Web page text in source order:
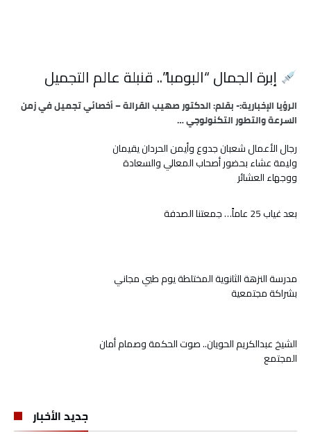
إبرة الجمال “البومبا”.. قنبلة عالم التجميل
الرؤيا الإخبارية:- بقلم: الدكتور صهيب القرالة – أخصائي تجميل في زمن
السرعة والتطور التكنولوجي …
رجال الأعمال شعبان جدوع وأيمن الحردان يقيمان
وليمة عشاء بحضور أصحاب المعالي والسعادة
ووجهاء العشائر
بعد غياب 25 عاماً… جمعتنا الصدفة
مدرسة النزهة الثانوية المختلطة يوم طبي مجاني
بشراكة مجتمعية
الشيخ عبدالكريم الحويان.. صوت الحكمة وصمام أمان
المجتمع
جديد الأخبار